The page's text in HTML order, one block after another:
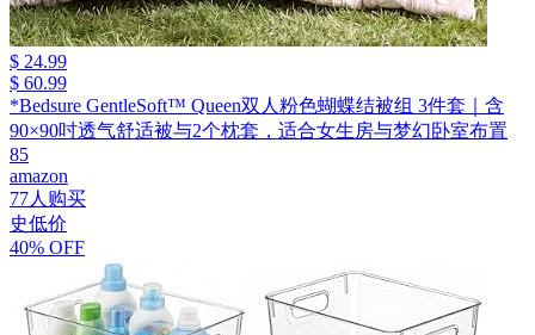
$ 24.99
$ 60.99
*Bedsure GentleSoft™ Queen双人粉色蝴蝶结被组 3件套｜含
90×90吋透气舒适被与2个枕套，适合女生房与梦幻卧室布置
85
amazon
77人购买
史低价
40% OFF